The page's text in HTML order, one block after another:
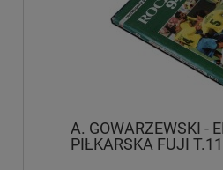
A. GOWARZEWSKI -
PIŁKARSKA FUJI